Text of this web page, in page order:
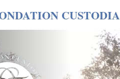
CUSTODIA